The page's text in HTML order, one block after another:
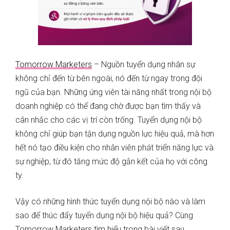
Tomorrow Marketers – Nguồn tuyển dụng nhân sự
không chỉ đến từ bên ngoài, nó đến từ ngay trong đội
ngũ của bạn. Những ứng viên tài năng nhất trong nội bộ
doanh nghiệp có thể đang chờ được bạn tìm thấy và
cân nhắc cho các vị trí còn trống. Tuyển dụng nội bộ
không chỉ giúp bạn tận dụng nguồn lực hiệu quả, mà hơn
hết nó tạo điều kiện cho nhân viên phát triển năng lực và
sự nghiệp, từ đó tăng mức độ gắn kết của họ với công
ty.
Vậy có những hình thức tuyển dụng nội bộ nào và làm
sao để thúc đẩy tuyển dụng nội bộ hiệu quả? Cùng